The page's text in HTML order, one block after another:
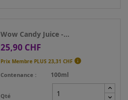
Wow Candy Juice -...
Prix
25,90 CHF
Prix Membre PLUS23,31 CHF 
Contenance 100ml
Qté